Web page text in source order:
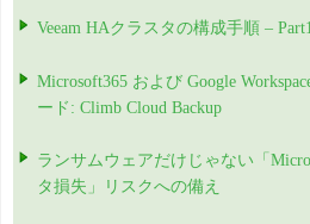
Veeam HAクラスタの構成手順 –
Microsoft365 および Google
ード: Climb Cloud Backup
ランサムウェアだけじゃない「
タ損失」リスクへの備え